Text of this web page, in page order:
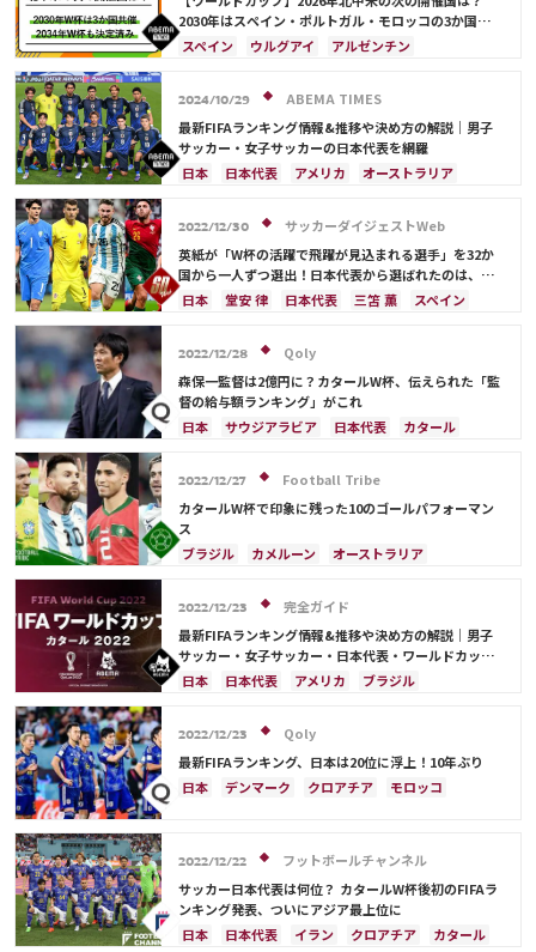
2030年はスペイン・ポルトガル・モロッコの3か国共
催！ ウルグアイ・アルゼンチン・パラグアイでも限定
スペイン ウルグアイ
アルゼンチン
サウジアラビア
メキシコ アメリカ
イングランド
日本 カナダ 韓国
セルビア
スイス
オーストラリア カタール ウェールズ
2024/10/29
ABEMA TIMES
最新FIFAランキング情報&推移や決め方の解説｜男子
サッカー・女子サッカーの日本代表を網羅
日本
日本代表 アメリカ
オーストラリア
カタール
イラン 韓国 ドイツ
スペイン
フランス
ベルギー スイス
イングランド
オランダ
ポルトガル デンマーク
セルビア
クロアチア
ポーランド
エクアドル
セネガル
カメルーン
コスタリカ
2022/12/30
サッカーダイジェストWeb
英紙が「W杯の活躍で飛躍が見込まれる選手」を32か
国から一人ずつ選出！日本代表から選ばれたのは、堂
安や三笘ではなく…
日本 堂安 律 日本代表 三笘 薫
スペイン
サウジアラビア
デンマーク
フランス
ベルギー スイス
イングランド
オランダ
ポーランド ポルトガル
アルゼンチン
エクアドル ウルグアイ
カナダ
モロッコ
韓国 アメリカ
ウェールズ
オーストラリア
コスタリカ
ケイラー・ナバス
サルダル・アズムン
2022/12/28
Qoly
森保一監督は2億円に？カタールW杯、伝えられた「監
督の給与額ランキング」がこれ
日本
サウジアラビア 日本代表
カタール
スペイン
フランス ベルギー
スイス
イングランド オランダ
ポーランド
ポルトガル
エクアドル
ウルグアイ カナダ
メキシコ
アメリカ
ウェールズ
オーストラリア
コスタリカ
2022/12/27
Football Tribe
カタールW杯で印象に残った10のゴールパフォーマン
ス
ブラジル
カメルーン
オーストラリア
スペイン
フランス オランダ
ガーナ
モロッコ
リオネル・メッシ
ジャック・グリーリッシュ
イングランド
アクラフ・ハキミ
カタール
イラン
日本
C・ロナウド
2022/12/23
完全ガイド
最新FIFAランキング情報&推移や決め方の解説｜男子
サッカー・女子サッカー・日本代表・ワールドカップ
出場国を網羅
日本 日本代表 アメリカ
ブラジル
ドイツ
ベルギー クロアチア
イングランド
アルゼンチン
ガーナ
デンマーク
セルビア スペイン
オランダ
カメルーン
モロッコ ウェールズ
コスタリカ
カタール
サウジアラビア 中山 雄太
2022/12/23
Qoly
最新FIFAランキング、日本は20位に浮上！10年ぶり
日本
デンマーク クロアチア
モロッコ
スイス
イングランド オランダ
ポーランド
ポルトガル
ブラジル
アルゼンチン
ウルグアイ
カナダ メキシコ セネガル
アメリカ
ウェールズ
2022/12/22
フットボールチャンネル
サッカー日本代表は何位？ カタールW杯後初のFIFAラ
ンキング発表、ついにアジア最上位に
日本
日本代表 イラン クロアチア
カタール